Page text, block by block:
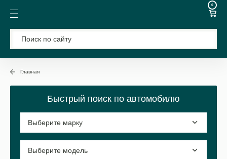
0
Главная
Быстрый поиск по автомобилю